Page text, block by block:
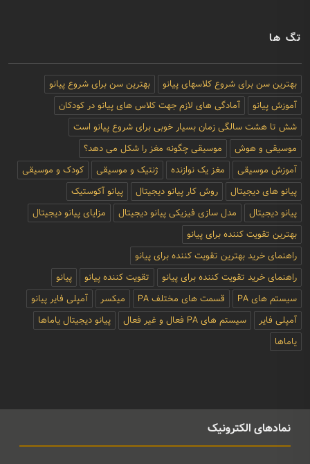
تگ ها
بهترین سن برای شروع کلاسهای پیانو
بهترین سن برای شروع پیانو
آموزش پیانو
آمادگی های لازم جهت کلاس های پیانو در کودکان
شش تا هشت سالگی زمان بسیار خوبی برای شروع پیانو است
موسیقی و هوش
موسیقی چگونه مغز را شکل می دهد؟
آموزش موسیقی
مغز یک نوازنده ژنتیک و موسیقی
کودک و موسیقی
پیانو های دیجیتال
روش کار پیانو دیجیتال
پیانو آکوستیک
پیانو دیجیتال
مدل سازی فیزیکی پیانو دیجیتال
مزایای پیانو دیجیتال
بهترین تقویت کننده برای پیانو
راهنمای خرید بهترین تقویت کننده برای پیانو
راهنمای خرید تقویت کننده برای پیانو
تقویت کننده پیانو
پیانو
سیستم های PA
قسمت های مختلف PA میکسر
آمپلی فایر پیانو
آمپلی فایر
سیستم های PA فعال و غیر فعال
پیانو دیجیتال یاماها
یاماها
نمادهای الکترونیک